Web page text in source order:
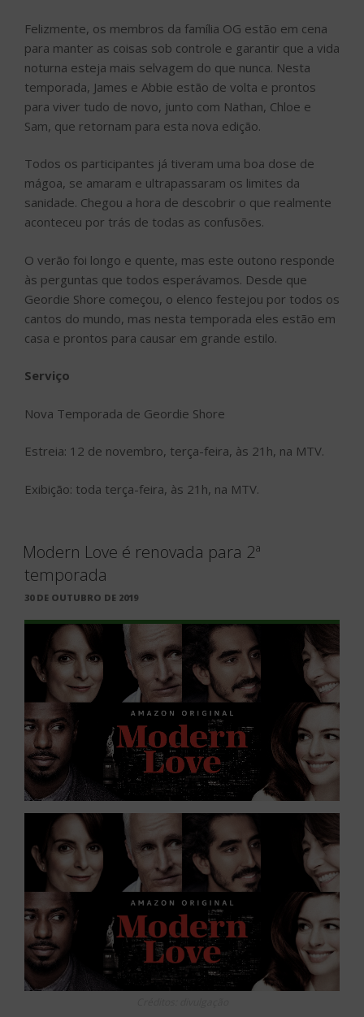
Felizmente, os membros da família OG estão em cena
para manter as coisas sob controle e garantir que a vida
noturna esteja mais selvagem do que nunca. Nesta
temporada, James e Abbie estão de volta e prontos
para viver tudo de novo, junto com Nathan, Chloe e
Sam, que retornam para esta nova edição.
Todos os participantes já tiveram uma boa dose de
mágoa, se amaram e ultrapassaram os limites da
sanidade. Chegou a hora de descobrir o que realmente
aconteceu por trás de todas as confusões.
O verão foi longo e quente, mas este outono responde
às perguntas que todos esperávamos. Desde que
Geordie Shore começou, o elenco festejou por todos os
cantos do mundo, mas nesta temporada eles estão em
casa e prontos para causar em grande estilo.
Serviço
Nova Temporada de Geordie Shore
Estreia: 12 de novembro, terça-feira, às 21h, na MTV.
Exibição: toda terça-feira, às 21h, na MTV.
Modern Love é renovada para 2ª
temporada
PUBLICADO
30 DE OUTUBRO DE 2019